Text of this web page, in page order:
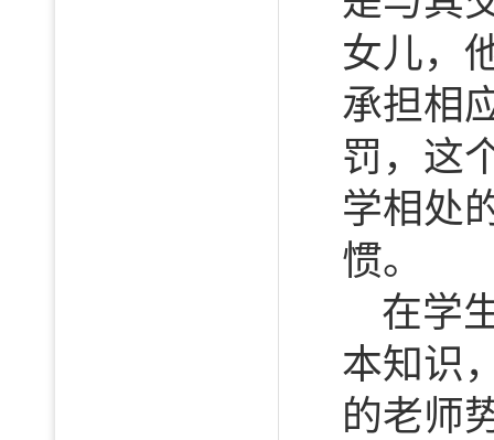
女儿，
承担相
罚，这
学相处
惯。
在学
本知识
的老师